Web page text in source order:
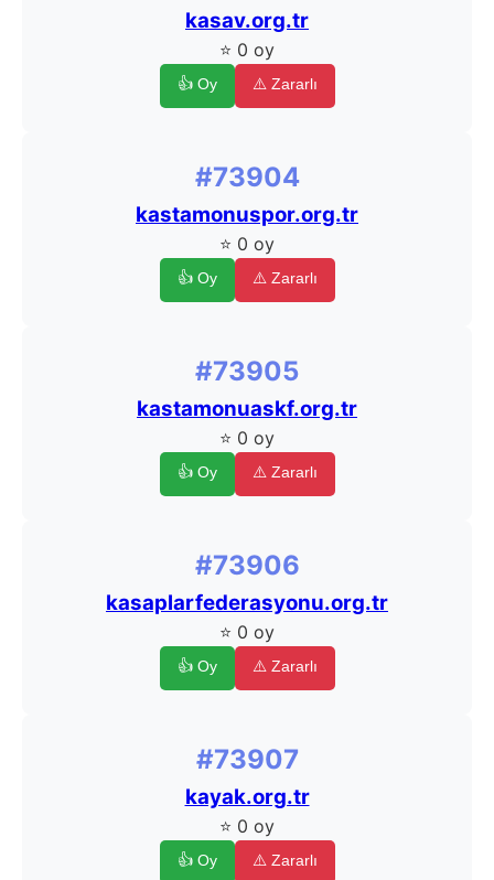
kasav.org.tr
⭐ 0 oy
👍 Oy ⚠️ Zararlı
#73904
kastamonuspor.org.tr
⭐ 0 oy
👍 Oy ⚠️ Zararlı
#73905
kastamonuaskf.org.tr
⭐ 0 oy
👍 Oy ⚠️ Zararlı
#73906
kasaplarfederasyonu.org.tr
⭐ 0 oy
👍 Oy ⚠️ Zararlı
#73907
kayak.org.tr
⭐ 0 oy
👍 Oy ⚠️ Zararlı